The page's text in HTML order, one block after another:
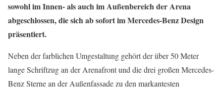
sowohl im Innen- als auch im Außenbereich der Arena
abgeschlossen, die sich ab sofort im Mercedes-Benz Design
präsentiert.
Neben der farblichen Umgestaltung gehört der über 50 Meter
lange Schriftzug an der Arenafront und die drei großen Mercedes-
Benz Sterne an der Außenfassade zu den markantesten